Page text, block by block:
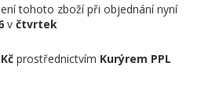
tohoto zboží při objednání nyní
v čtvrtek
prostřednictvím Kurýrem PPL